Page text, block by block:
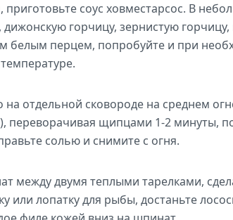
приготовьте соус ховместарсос. В
горчицу, зернистую
белым перцем, попробуйте и при
на отдельной сковороде на среднем
переворачивая щипцами 1-2 минуты,
солью и снимите с огня.
между двумя теплыми тарелками,
или лопатку для рыбы, достаньте